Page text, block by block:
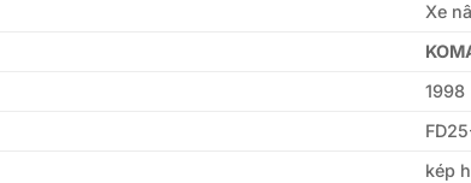
Xe
1998
kép